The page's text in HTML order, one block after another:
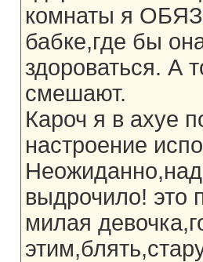
комнаты я
бабке,где бы
здороваться. А
смешают.
Кароч я в ахуе
настроение
выдрочило! это
милая